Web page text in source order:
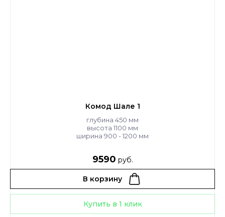
Комод Шале 1
глубина 450 мм
высота 1100 мм
ширина 900 - 1200 мм
9590 руб.
В корзину
Купить в 1 клик